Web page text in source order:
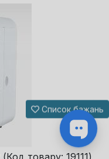
(Код товару: 19111)
Список бажань